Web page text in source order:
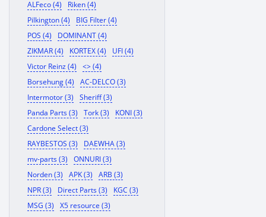
ALFeco (4)
Riken (4)
Pilkington (4)
BIG Filter (4)
POS (4)
DOMINANT (4)
ZIKMAR (4)
KORTEX (4)
UFI (4)
Victor Reinz (4)
<> (4)
Borsehung (4)
AC-DELCO (3)
Intermotor (3)
Sheriff (3)
Panda Parts (3)
Tork (3)
KONI (3)
Cardone Select (3)
RAYBESTOS (3)
DAEWHA (3)
mv-parts (3)
ONNURI (3)
Norden (3)
APK (3)
ARB (3)
NPR (3)
Direct Parts (3)
KGC (3)
MSG (3)
X5 resource (3)